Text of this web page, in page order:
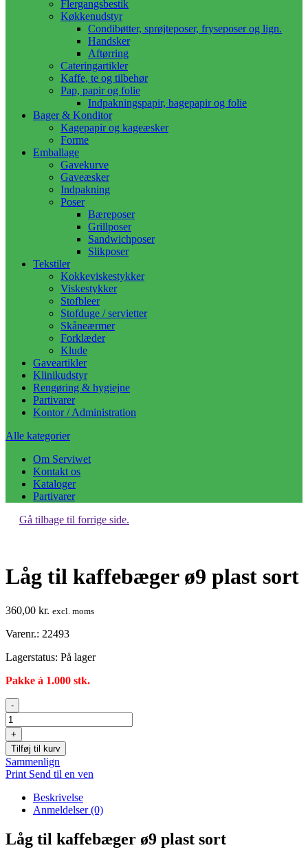
Flergangsbestik
Køkkenudstyr
Condibøtter, sprøjteposer, fryseposer og lign.
Handsker
Aftørring
Cateringartikler
Kaffe, te og tilbehør
Pap, papir og folie
Indpakningspapir, bagepapir og folie
Bager & Konditor
Kagepapir og kageæsker
Forme
Emballage
Gavekurve
Gaveæsker
Indpakning
Poser
Bæreposer
Grillposer
Sandwichposer
Slikposer
Tekstiler
Kokkeviskestykker
Viskestykker
Stofbleer
Stofduge / servietter
Skåneærmer
Forklæder
Klude
Gaveartikler
Klinikudstyr
Rengøring & hygiejne
Partivarer
Kontor / Administration
Alle kategorier
Om Serviwet
Kontakt os
Kataloger
Partivarer
Gå tilbage til forrige side.
Låg til kaffebæger ø9 plast sort
360,00 kr. excl. moms
Varenr.: 22493
Lagerstatus: På lager
Pakke á 1.000 stk.
Låg
til
kaffebæger
ø9
plast
sort
antal
-
+
Tilføj til kurv
Sammenlign
Print Send til en ven
Beskrivelse
Anmeldelser (0)
Låg til kaffebæger ø9 plast sort